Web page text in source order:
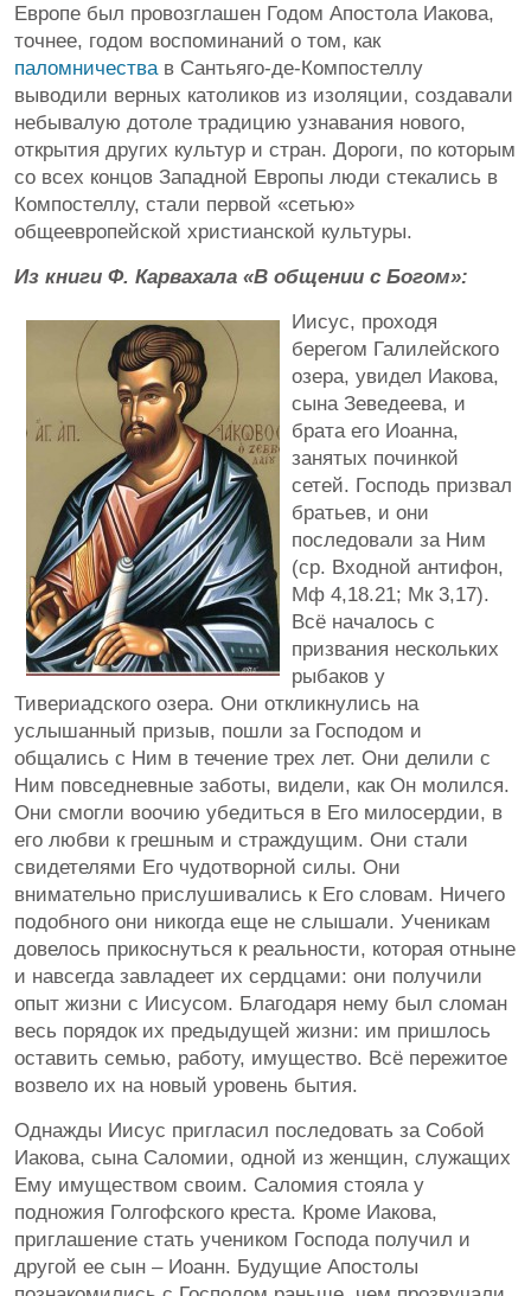
Европе был провозглашен Годом Апостола Иакова,
точнее, годом воспоминаний о том, как
паломничества в Сантьяго-де-Компостеллу
выводили верных католиков из изоляции, создавали
небывалую дотоле традицию узнавания нового,
открытия других культур и стран. Дороги, по которым
со всех концов Западной Европы люди стекались в
Компостеллу, стали первой «сетью»
общеевропейской христианской культуры.
Из книги Ф. Карвахала «В общении с Богом»:
Иисус, проходя
берегом Галилейского
озера, увидел Иакова,
сына Зеведеева, и
брата его Иоанна,
занятых починкой
сетей. Господь призвал
братьев, и они
последовали за Ним
(ср. Входной антифон,
Мф 4,18.21; Мк 3,17).
Всё началось с
призвания нескольких
рыбаков у
Тивериадского озера. Они откликнулись на
услышанный призыв, пошли за Господом и
общались с Ним в течение трех лет. Они делили с
Ним повседневные заботы, видели, как Он молился.
Они смогли воочию убедиться в Его милосердии, в
его любви к грешным и страждущим. Они стали
свидетелями Его чудотворной силы. Они
внимательно прислушивались к Его словам. Ничего
подобного они никогда еще не слышали. Ученикам
довелось прикоснуться к реальности, которая отныне
и навсегда завладеет их сердцами: они получили
опыт жизни с Иисусом. Благодаря нему был сломан
весь порядок их предыдущей жизни: им пришлось
оставить семью, работу, имущество. Всё пережитое
возвело их на новый уровень бытия.
Однажды Иисус пригласил последовать за Собой
Иакова, сына Саломии, одной из женщин, служащих
Ему имуществом своим. Саломия стояла у
подножия Голгофского креста. Кроме Иакова,
приглашение стать учеником Господа получил и
другой ее сын – Иоанн. Будущие Апостолы